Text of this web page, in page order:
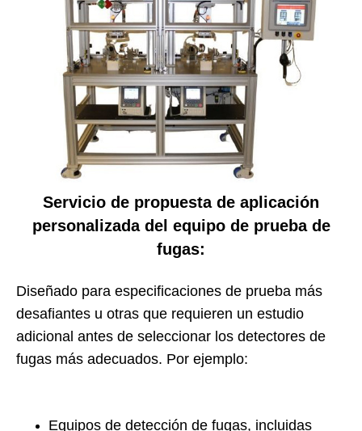
Servicio de propuesta de aplicación
personalizada del equipo de prueba de
fugas:
Diseñado para especificaciones de prueba más
desafiantes u otras que requieren un estudio
adicional antes de seleccionar los detectores de
fugas más adecuados. Por ejemplo:
Equipos de detección de fugas, incluidas